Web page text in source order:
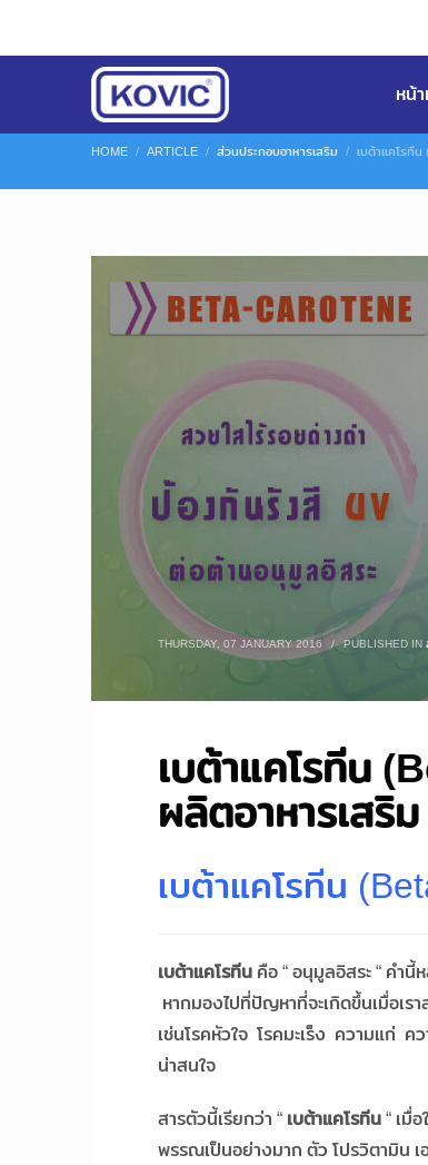
หน้
HOME ARTICLE ส่วนประกอบอาหารเสริม เบต้าแคโรที
THURSDAY, 07 JANUARY 2016 / PUBLISHED IN
เบต้าแคโรทีน
ผลิตอาหารเสริม
เบต้าแคโรทีน
เบต้าแคโรทีน คือ “ อนุมูลอิสระ “ คำ
หากมองไปที่ปัญหาที่จะเกิดขึ้นเมื่อเร
เช่นโรคหัวใจ โรคมะเร็ง ความแก่ ค
น่าสนใจ
สารตัวนี้เรียกว่า “ เบต้าแคโรทีน“ เมื่
พรรณเป็นอย่างมาก ตัว โปรวิตามิน